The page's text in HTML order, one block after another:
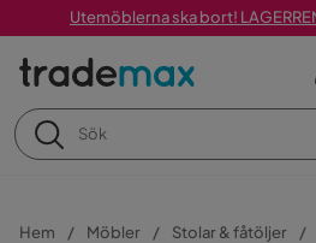
Utemöblerna ska bort!
Hem Möbler Stolar & fåtöljer